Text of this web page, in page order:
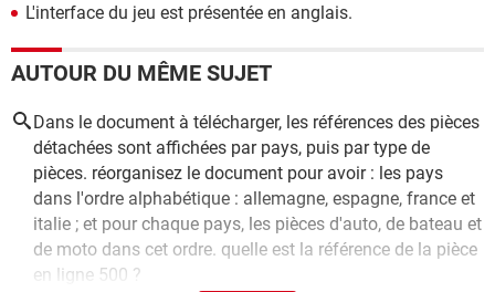
L'interface du jeu est présentée en anglais.
AUTOUR DU MÊME SUJET
Dans le document à télécharger, les références des pièces
détachées sont affichées par pays, puis par type de
pièces. réorganisez le document pour avoir : les pays
dans l'ordre alphabétique : allemagne, espagne, france et
italie ; et pour chaque pays, les pièces d'auto, de bateau et
de moto dans cet ordre. quelle est la référence de la pièce
en ligne 500 ?